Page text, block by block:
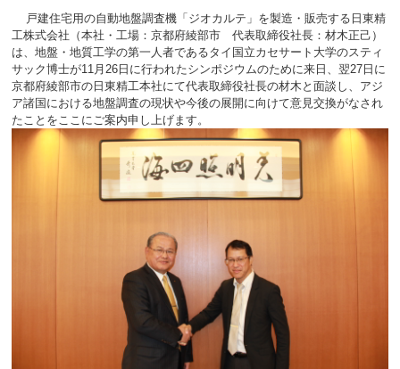
戸建住宅用の自動地盤調査機「ジオカルテ」を製造・販売する日東精
工株式会社（本社・工場：京都府綾部市 代表取締役社長：材木正己）
は、地盤・地質工学の第一人者であるタイ国立カセサート大学のスティ
サック博士が11月26日に行われたシンポジウムのために来日、翌27日に
京都府綾部市の日東精工本社にて代表取締役社長の材木と面談し、アジ
ア諸国における地盤調査の現状や今後の展開に向けて意見交換がなされ
たことをここにご案内申し上げます。